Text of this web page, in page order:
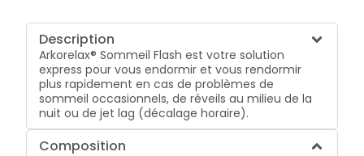
Description
Arkorelax® Sommeil Flash est votre solution
express pour vous endormir et vous rendormir
plus rapidement en cas de problèmes de
sommeil occasionnels, de réveils au milieu de la
nuit ou de jet lag (décalage horaire).
Composition